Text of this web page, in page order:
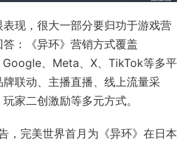
现，很大一部分要归功于游戏营
：《异环》营销方式覆盖
Google、Meta、X、TikTok等多平
联动、主播直播、线上流量采
家二创激励等多元方式。
，完美世界首月为《异环》在日本